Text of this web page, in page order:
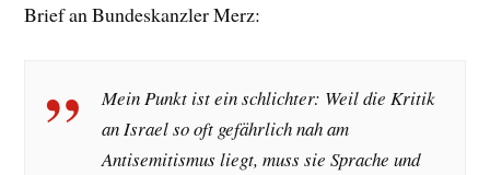
Brief an Bundeskanzler Merz:
Mein Punkt ist ein schlichter: Weil die Kritik
an Israel so oft gefährlich nah am
Antisemitismus liegt, muss sie Sprache und